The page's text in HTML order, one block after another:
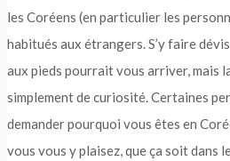
les Coréens (en particulier les
habitués aux étrangers. S’y faire
aux pieds pourrait vous arriver, mais
simplement de curiosité. Certaines
demander pourquoi vous êtes en
vous vous y plaisez, que ça soit dans